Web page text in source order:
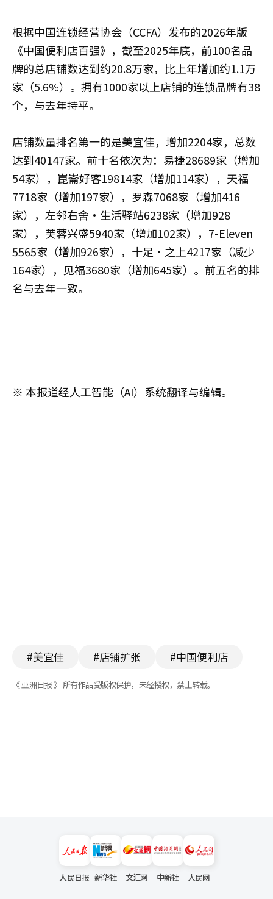
根据中国连锁经营协会（CCFA）发布的2026年版
《中国便利店百强》，截至2025年底，前100名品
牌的总店铺数达到约20.8万家，比上年增加约1.1万
家（5.6%）。拥有1000家以上店铺的连锁品牌有38
个，与去年持平。
店铺数量排名第一的是美宜佳，增加2204家，总数
达到40147家。前十名依次为：易捷28689家（增加
54家），崑崙好客19814家（增加114家），天福
7718家（增加197家），罗森7068家（增加416
家），左邻右舍·生活驿站6238家（增加928
家），芙蓉兴盛5940家（增加102家），7-Eleven
5565家（增加926家），十足·之上4217家（减少
164家），见福3680家（增加645家）。前五名的排
名与去年一致。
※ 本报道经人工智能（AI）系统翻译与编辑。
#美宜佳 #店铺扩张 #中国便利店
《 亚洲日报 》 所有作品受版权保护，未经授权，禁止转载。
人民日报 新华社 文汇网 中新社 人民网